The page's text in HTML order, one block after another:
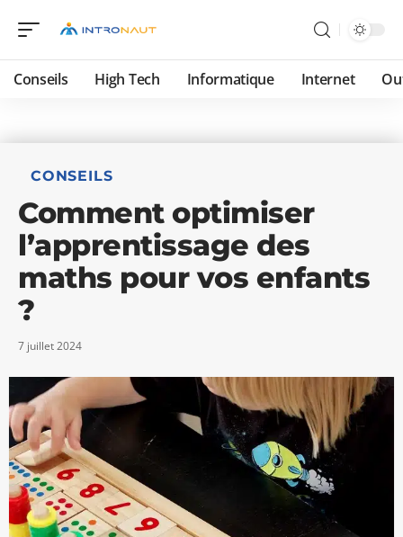
Conseils High Tech Informatique Internet
CONSEILS
Comment optimiser
l’apprentissage des
maths pour vos enfants
?
7 juillet 2024